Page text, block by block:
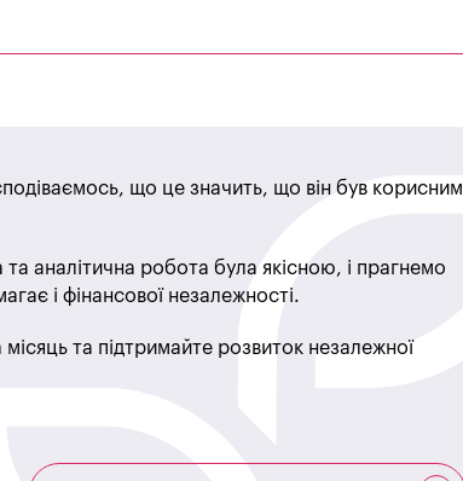
що це значить, що він був корисним
аналітична робота була якісною, і прагнемо
і фінансової незалежності.
місяць та підтримайте розвиток незалежної